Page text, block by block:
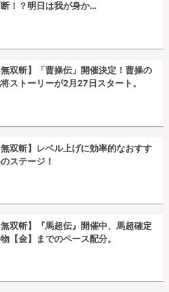
！？明日は我が身か…
無双斬】「曹操伝」開催決定！曹操の
ストーリーが2月27日スタート。
無双斬】レベル上げに効率的なおすす
ステージ！
無双斬】『馬超伝』開催中、馬超確定
【金】までのペース配分。